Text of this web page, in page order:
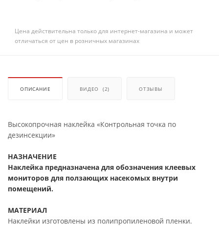
Цена действительна только для интернет-магазина и может
отличаться от цен в розничных магазинах
ОПИСАНИЕ ВИДЕО (2) ОТЗЫВЫ
Высокопрочная наклейка «Контрольная точка по
дезинсекции»
НАЗНАЧЕНИЕ
Наклейка предназначена для обозначения клеевых
мониторов для ползающих насекомых внутри
помещений.
МАТЕРИАЛ
Наклейки изготовлены из полипропиленовой пленки.